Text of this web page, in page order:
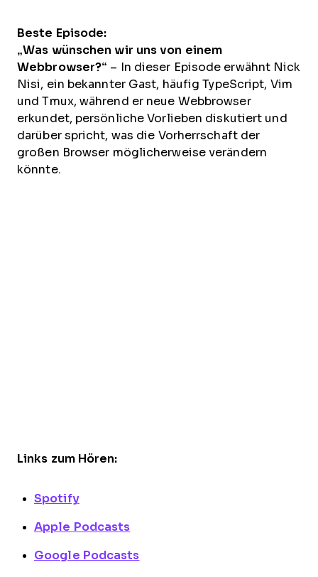
Beste Episode:
„Was wünschen wir uns von einem
Webbrowser?“ – In dieser Episode erwähnt Nick
Nisi, ein bekannter Gast, häufig TypeScript, Vim
und Tmux, während er neue Webbrowser
erkundet, persönliche Vorlieben diskutiert und
darüber spricht, was die Vorherrschaft der
großen Browser möglicherweise verändern
könnte.
Links zum Hören:
Spotify
Apple Podcasts
Google Podcasts